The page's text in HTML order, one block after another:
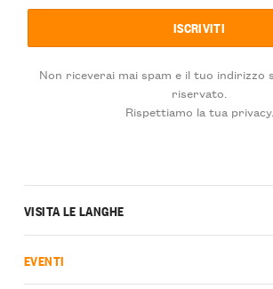
Non riceverai mai spam e il tuo indirizzo
riservato.
Rispettiamo la tua privacy.
VISITA LE LANGHE
EVENTI